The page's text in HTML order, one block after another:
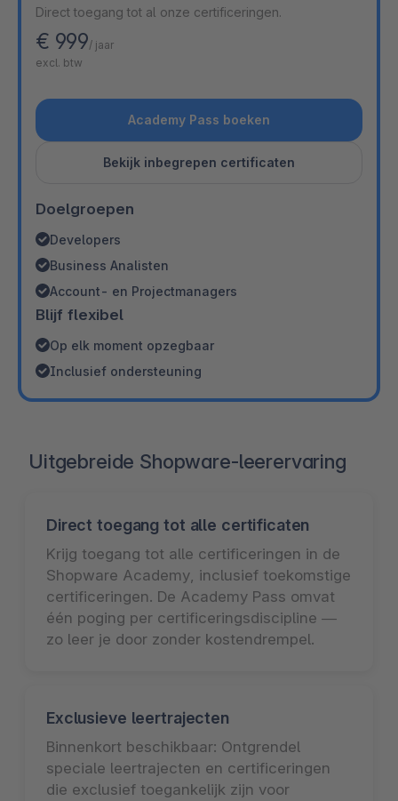
Direct toegang tot al onze certificeringen.
€ 999/ jaar
excl. btw
Academy Pass boeken
Bekijk inbegrepen certificaten
Doelgroepen
Developers
Business Analisten
Account- en Projectmanagers
Blijf flexibel
Op elk moment opzegbaar
Inclusief ondersteuning
Uitgebreide Shopware-leerervaring
Direct toegang tot alle certificaten
Krijg toegang tot alle certificeringen in de
Shopware Academy, inclusief toekomstige
certificeringen. De Academy Pass omvat
één poging per certificeringsdiscipline —
zo leer je door zonder kostendrempel.
Exclusieve leertrajecten
Binnenkort beschikbaar: Ontgrendel
speciale leertrajecten en certificeringen
die exclusief toegankelijk zijn voor